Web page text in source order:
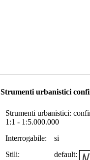
Strumenti urbanistici
Strumenti urbanistici:
1:1 - 1:5.000.000
Interrogabile:
si
Stili:
default: